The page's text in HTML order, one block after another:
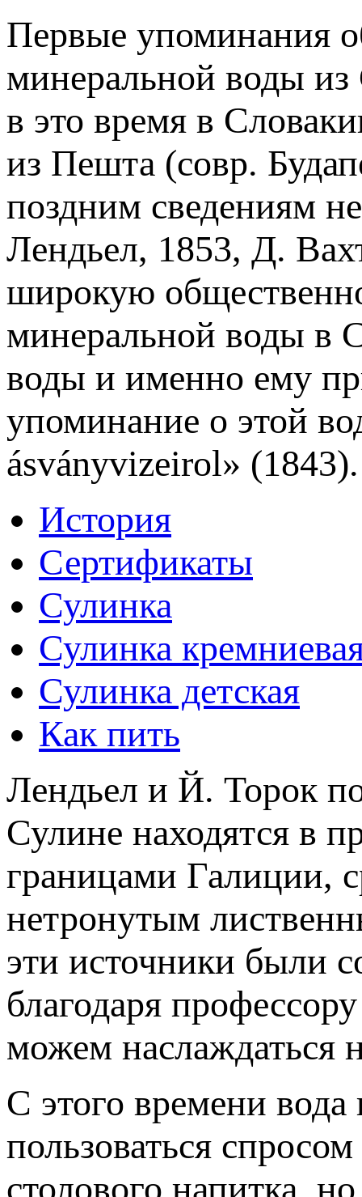
Первые упоминания
минеральной воды из
в это время в
из Пешта (совр.
поздним сведениям
Лендьел, 1853, Д.
широкую
минеральной воды в
воды и именно ему
упоминание о этой
ásványvizeirol» (1843).
История
Сертификаты
Сулинка
Сулинка
Сулинка детская
Как пить
Лендьел и Й. Торок
Сулине находятся в
границами Галиции,
нетронутым
эти источники были
благодаря
можем наслаждаться
С этого времени вода
пользоваться
столового напитка,